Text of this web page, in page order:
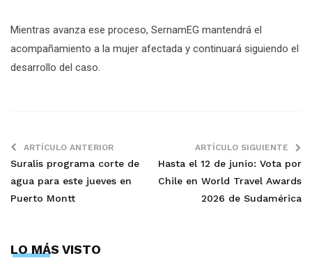
Mientras avanza ese proceso, SernamEG mantendrá el
acompañamiento a la mujer afectada y continuará siguiendo el
desarrollo del caso.
ARTÍCULO ANTERIOR
Suralis programa corte de
agua para este jueves en
Puerto Montt
ARTÍCULO SIGUIENTE
Hasta el 12 de junio: Vota por
Chile en World Travel Awards
2026 de Sudamérica
LO MÁS VISTO